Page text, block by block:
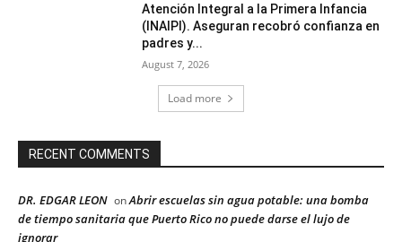
Atención Integral a la Primera Infancia
(INAIPI). Aseguran recobró confianza en
padres y...
August 7, 2026
Load more
RECENT COMMENTS
DR. EDGAR LEON onAbrir escuelas sin agua potable: una bomba
de tiempo sanitaria que Puerto Rico no puede darse el lujo de
ignorar